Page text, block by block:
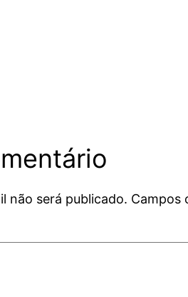
não será publicado. Campos